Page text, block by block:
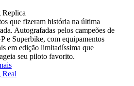
Replica
que fizeram história na última
Autografadas pelos campeões de
e Superbike, com equipamentos
em edição limitadíssima que
seu piloto favorito.
Real